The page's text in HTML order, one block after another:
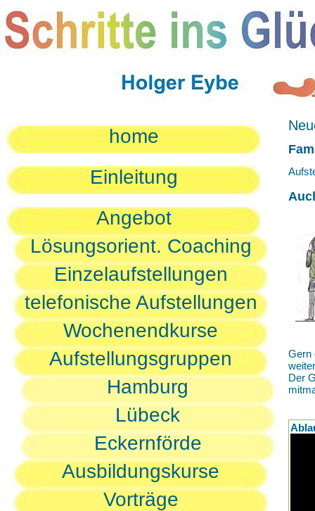
home
Einleitung
Angebot
Lösungsorient. Coaching
Einzelaufstellungen
telefonische Aufstellungen
Wochenendkurse
Aufstellungsgruppen
Hamburg
Lübeck
Eckernförde
Ausbildungskurse
Vorträge
Gern
Der